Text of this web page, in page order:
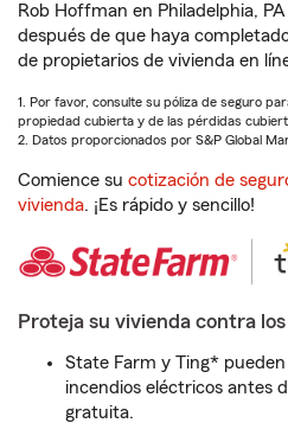
Rob Hoffman en Philadelphia,
después de que haya
de propietarios de vivienda en
1. Por favor, consulte su póliza de seguro
propiedad cubierta y de las pérdidas
2. Datos proporcionados por S&P Global
Comience su cotización de
vivienda. ¡Es rápido y sencillo!
Proteja su vivienda contra
State Farm y Ting*
incendios eléctricos antes
gratuita.